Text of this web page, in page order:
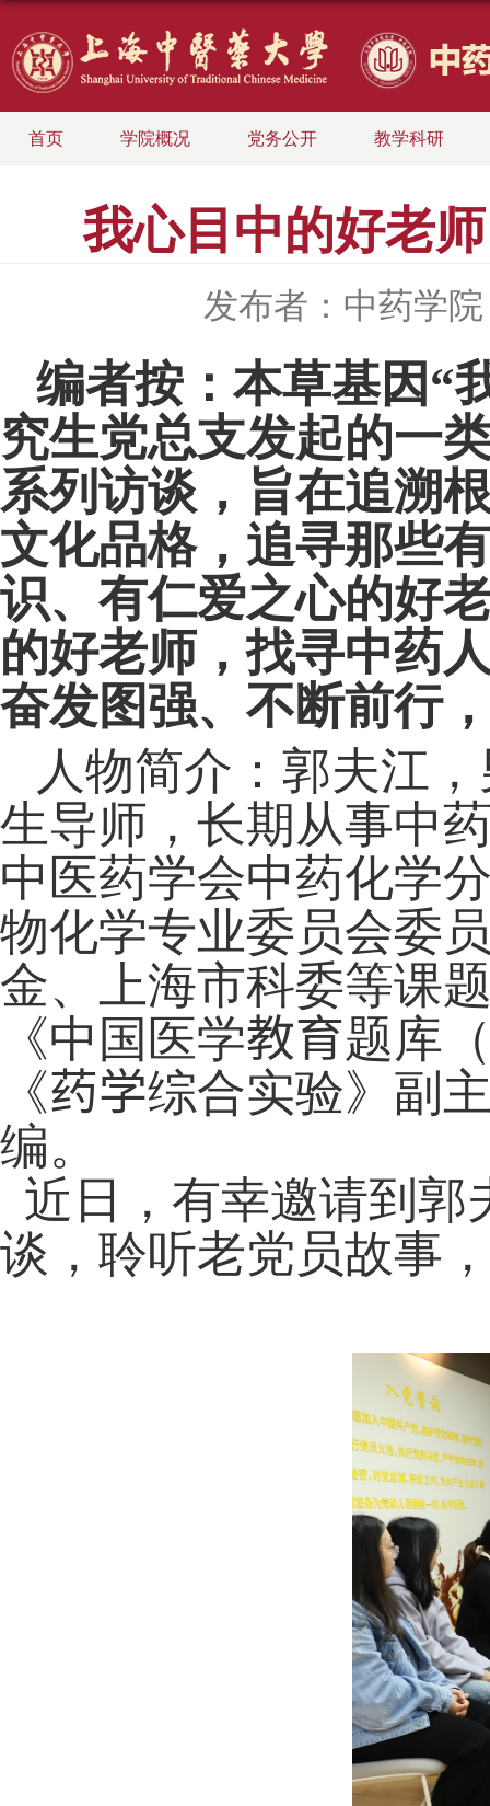
首页 学院概况 党务公开 教学科研
我心目中的好老
发布者：中药学院
编者按：本草基因“
究生党总支发起的一
系列访谈，旨在追溯
文化品格，追寻那些
识、有仁爱之心的好
的好老师，找寻中药
奋发图强、不断前行
人物简介：郭夫江
生导师，长期从事中
中医药学会中药化学
物化学专业委员会委
金、上海市科委等课
《中国医学教育题库
《药学综合实验》副
编。
近日
，有幸邀请到
谈，聆听老党员故事